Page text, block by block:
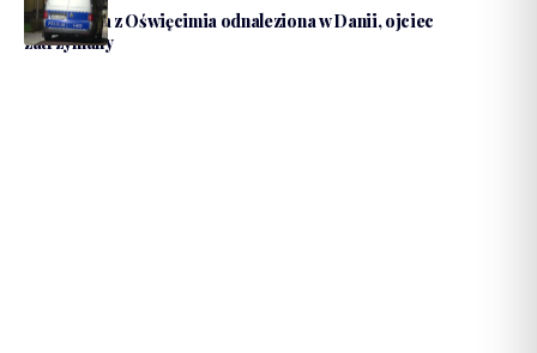
Pięciolatka z Oświęcimia odnaleziona w Danii, ojciec
zatrzymany